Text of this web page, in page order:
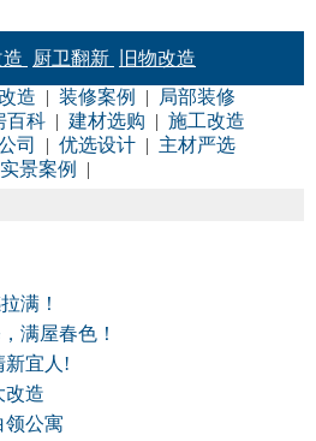
厨卫翻新
旧物改造
造 | 装修案例 |
局部装修
百科| 建材选购 | 施工改造
司 | 优选设计| 主材严选
实景案例
|
满！
满屋春色！
新宜人!
改造
领公寓